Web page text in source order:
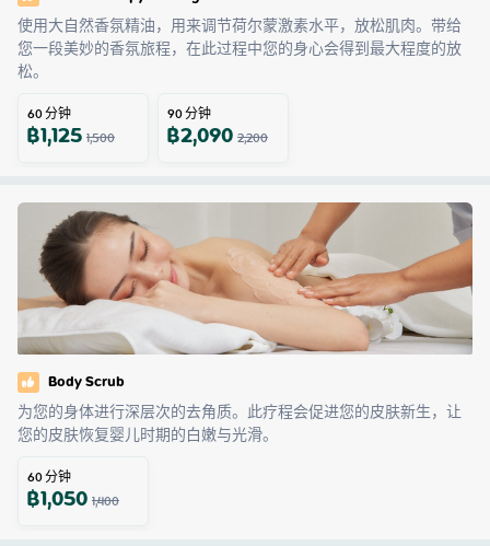
使用大自然香氛精油，用来调节荷尔蒙激素水平，放松肌肉。带给
您一段美妙的香氛旅程，在此过程中您的身心会得到最大程度的放
松。
60分钟
฿1,1251,500
90分钟
฿2,0902,200
Body Scrub
为您的身体进行深层次的去角质。此疗程会促进您的皮肤新生，让
您的皮肤恢复婴儿时期的白嫩与光滑。
60分钟
฿1,0501,400